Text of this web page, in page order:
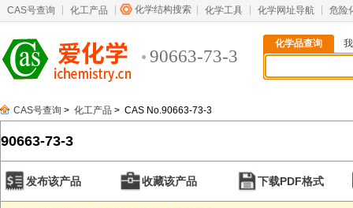
CAS号查询 化工产品 化学结构搜索 化学工具 化学网址导航 危险
90663-73-3
化学品查询
CAS号查询 > 化工产品 > CAS No.90663-73-3
90663-73-3
发布该产品 收藏该产品 下载PDF格式